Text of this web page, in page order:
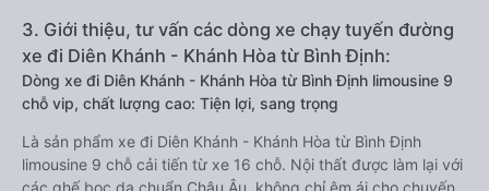
3. Giới thiệu, tư vấn các dòng xe chạy tuyến đường
xe đi Diên Khánh - Khánh Hòa từ Bình Định:
Dòng xe đi Diên Khánh - Khánh Hòa từ Bình Định limousine 9
chỗ vip, chất lượng cao: Tiện lợi, sang trọng
Là sản phẩm xe đi Diên Khánh - Khánh Hòa từ Bình Định
limousine 9 chỗ cải tiến từ xe 16 chỗ. Nội thất được làm lại với
các ghế bọc da chuẩn Châu Âu, không chỉ êm ái cho chuyến